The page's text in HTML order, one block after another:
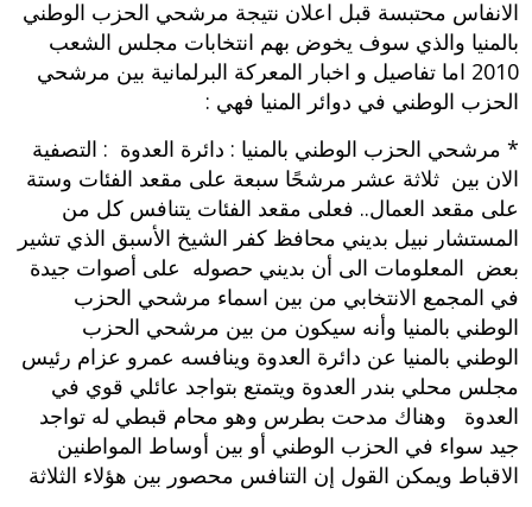
الانفاس محتبسة قبل اعلان نتيجة مرشحي الحزب الوطني
بالمنيا والذي سوف يخوض بهم انتخابات مجلس الشعب
2010 اما تفاصيل و اخبار المعركة البرلمانية بين مرشحي
الحزب الوطني في دوائر المنيا فهي :
* مرشحي الحزب الوطني بالمنيا : دائرة العدوة : التصفية
الان بين ثلاثة عشر مرشحًا سبعة على مقعد الفئات وستة
على مقعد العمال‮.. ‬فعلى مقعد الفئات يتنافس كل من
المستشار نبيل بديني محافظ كفر الشيخ الأسبق الذي تشير
بعض المعلومات الى أن بديني حصوله على أصوات جيدة
في المجمع الانتخابي من بين اسماء مرشحي الحزب
الوطني بالمنيا وأنه سيكون من بين مرشحي الحزب
الوطني بالمنيا عن دائرة العدوة وينافسه عمرو عزام رئيس
مجلس محلي بندر العدوة ويتمتع بتواجد عائلي قوي في
العدوة وهناك مدحت بطرس وهو محام قبطي له تواجد
جيد سواء في الحزب الوطني أو بين أوساط المواطنين
الاقباط ويمكن القول إن التنافس محصور بين هؤلاء الثلاثة‮